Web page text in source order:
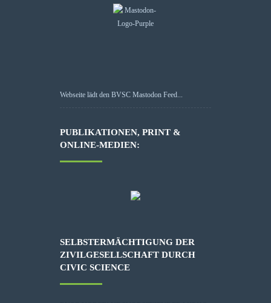
Webseite lädt den BVSC Mastodon Feed...
PUBLIKATIONEN, PRINT &
ONLINE-MEDIEN:
SELBSTERMÄCHTIGUNG DER
ZIVILGESELLSCHAFT DURCH
CIVIC SCIENCE